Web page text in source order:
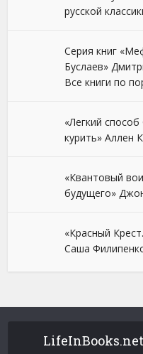
русской
Серия книг
Буслаев»
Все книги по
«Легкий
курить» Аллен
«Квантовый
будущего»
«Красный
Саша